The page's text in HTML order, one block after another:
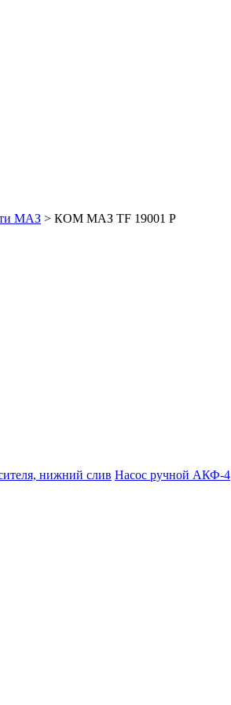
МАЗ > КОМ МАЗ TF 19001 P
нижний слив Насос ручной АКФ-4